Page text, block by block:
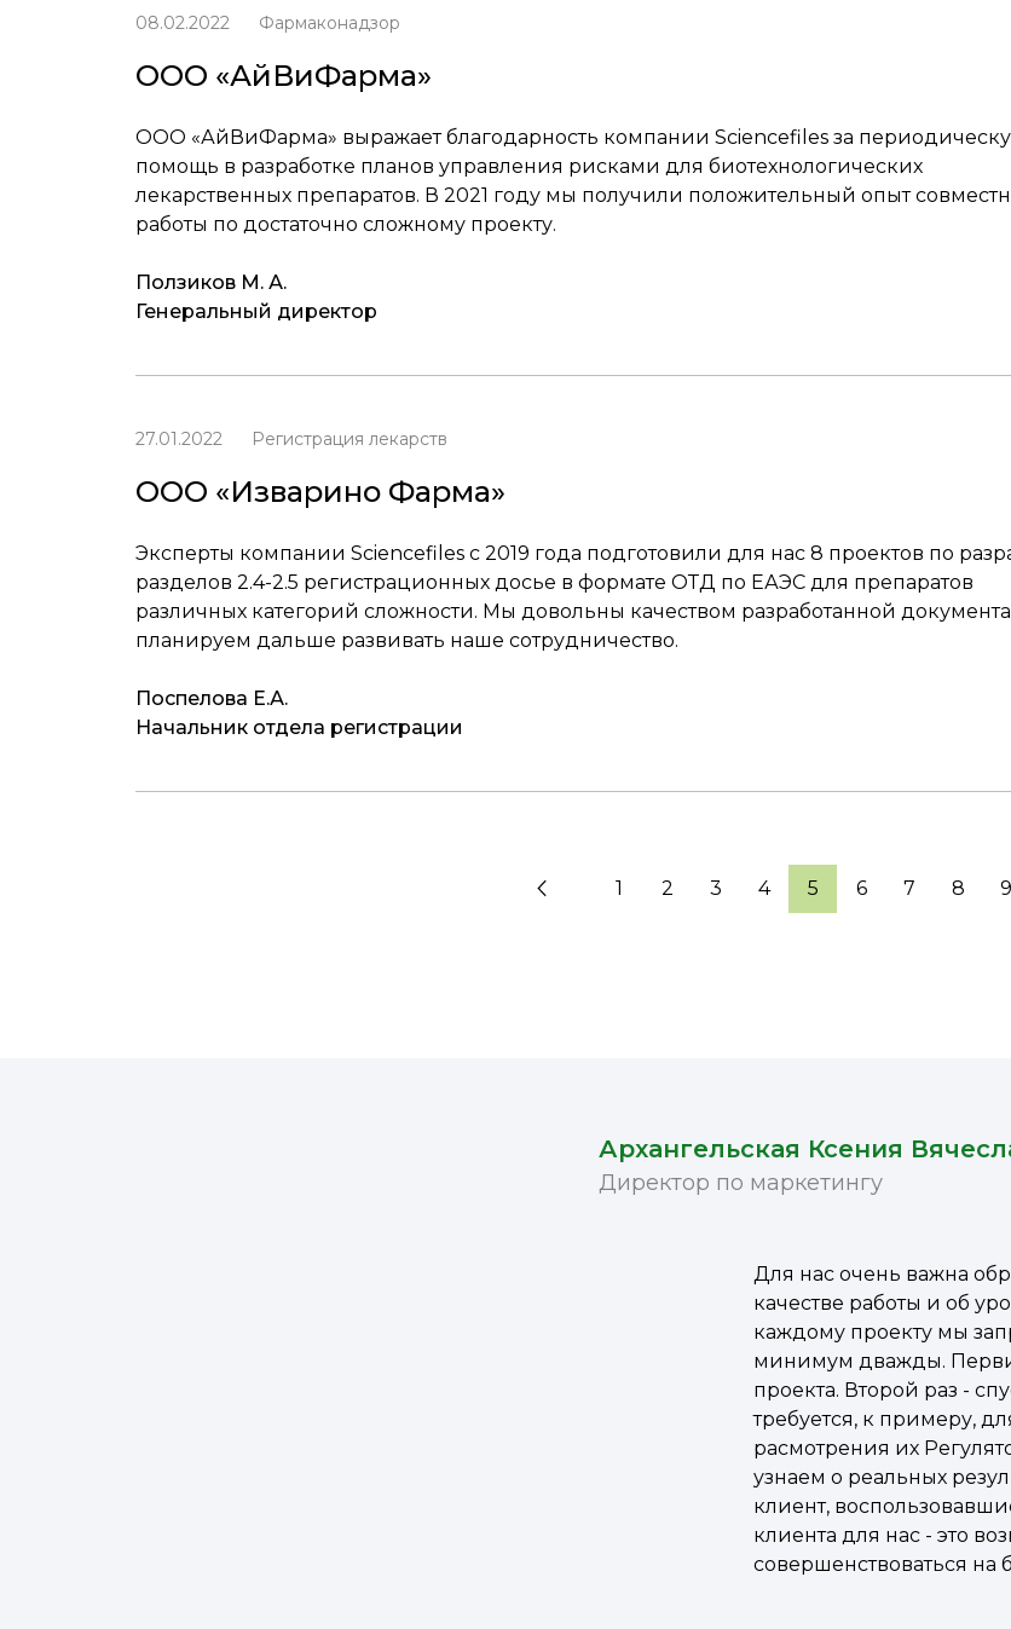
08.02.2022 Фармаконадзор
ООО «АйВиФарма»
ООО «АйВиФарма» выражает благодарность компании Sciencefiles за
помощь в разработке планов управления рисками для биотехнологических
лекарственных препаратов. В 2021 году мы получили положительный опыт
работы по достаточно сложному проекту.
Ползиков М. А.
Генеральный директор
27.01.2022 Регистрация лекарств
ООО «Изварино Фарма»
Эксперты компании Sciencefiles с 2019 года подготовили для нас 8 проектов по
разделов 2.4-2.5 регистрационных досье в формате ОТД по ЕАЭС для препаратов
различных категорий сложности. Мы довольны качеством разработанной
планируем дальше развивать наше сотрудничество.
Поспелова Е.А.
Начальник отдела регистрации
1 2 3 4 5 6 7 8 9
Архангельская Ксения
Директор по маркетингу
Для нас очень важна
качестве работы и об
каждому проекту мы
минимум дважды.
проекта. Второй раз -
требуется, к примеру,
расмотрения их
узнаем о реальных
клиент,
клиента для нас - это
совершенствоваться на